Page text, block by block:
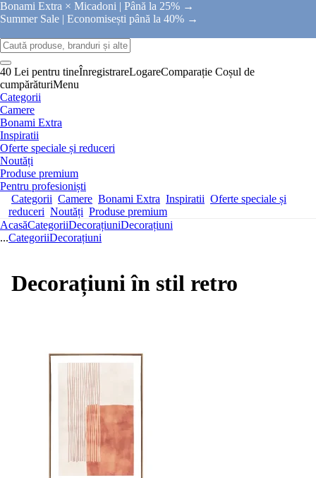
Bonami Extra × Micadoni | Până la 25% →
Summer Sale | Economisești până la 40% →
40 Lei pentru tineÎnregistrareLogareComparație Coșul de
cumpărăturiMenu
Categorii
Camere
Bonami Extra
Inspiratii
Oferte speciale și reduceri
Noutăți
Produse premium
Pentru profesioniști
Categorii Camere Bonami Extra Inspiratii Oferte speciale și
reduceri Noutăți Produse premium
AcasăCategoriiDecorațiuniDecorațiuni
...CategoriiDecorațiuni
Decorațiuni în stil retro